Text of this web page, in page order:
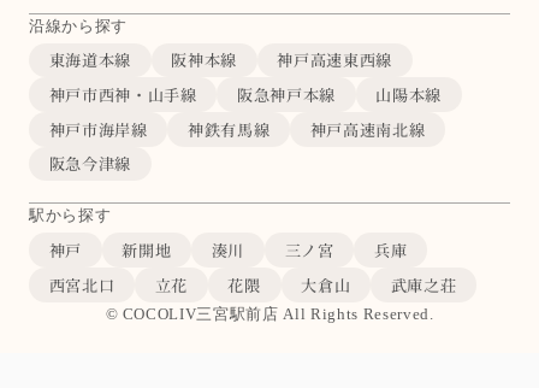
沿線から探す
東海道本線 阪神本線
神戸高速東西線
神戸市西神・山手線
阪急神戸本線
山陽本線
神戸市海岸線
神鉄有馬線
神戸高速南北線
阪急今津線
駅から探す
神戸 新開地 湊川 三ノ宮
兵庫
西宮北口
立花 花隈 大倉山 武庫之荘
© COCOLIV三宮駅前店 All Rights Reserved.